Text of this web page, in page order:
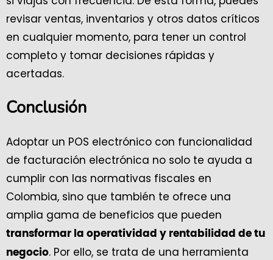
revisar ventas, inventarios y otros datos críticos
en cualquier momento, para tener un control
completo y tomar decisiones rápidas y
acertadas.
Conclusión
Adoptar un POS electrónico con funcionalidad
de facturación electrónica no solo te ayuda a
cumplir con las normativas fiscales en
Colombia, sino que también te ofrece una
amplia gama de beneficios que pueden
transformar la operatividad y rentabilidad de tu
negocio. Por ello, se trata de una herramienta